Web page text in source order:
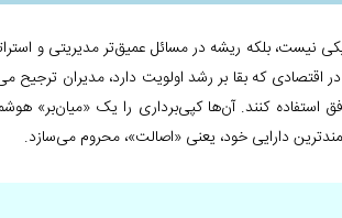
بلکه ریشه در مسائل عمیق‌تر مدیریتی و
اقتصادی که بقا بر رشد اولویت دارد، مدیران ترجیح
کنند. آن‌ها کپی‌برداری را یک «میان‌بر»
دارایی خود، یعنی «اصالت»، محروم می‌سازد.